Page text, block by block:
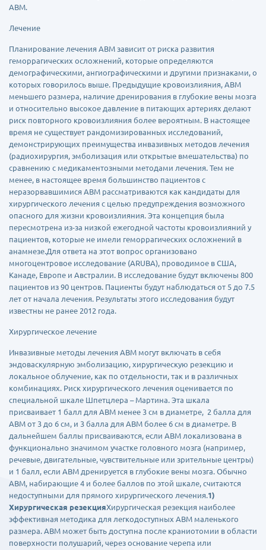
АВМ.
Лечение
Планирование лечения АВМ зависит от риска развития
геморрагических осложнений, которые определяются
демографическими, ангиографическими и другими признаками, о
которых говорилось выше. Предыдущие кровоизлияния, АВМ
меньшего размера, наличие дренирования в глубокие вены мозга
и относительно высокое давление в питающих артериях делают
риск повторного кровоизлияния более вероятным. В настоящее
время не существует рандомизированных исследований,
демонстрирующих преимущества инвазивных методов лечения
(радиохирургия, эмболизация или открытые вмешательства) по
сравнению с медикаментозными методами лечения. Тем не
менее, в настоящее время большинство пациентов с
неразорвавшимися АВМ рассматриваются как кандидаты для
хирургического лечения с целью предупреждения возможного
опасного для жизни кровоизлияния. Эта концепция была
пересмотрена из-за низкой ежегодной частоты кровоизлияний у
пациентов, которые не имели геморрагических осложнений в
анамнезе.Для ответа на этот вопрос организовано
многоцентровое исследование (ARUBA), проводимое в США,
Канаде, Европе и Австралии. В исследование будут включены 800
пациентов из 90 центров. Пациенты будут наблюдаться от 5 до 7.5
лет от начала лечения. Результаты этого исследования будут
известны не ранее 2012 года.
Хирургическое лечение
Инвазивные методы лечения АВМ могут включать в себя
эндоваскулярную эмболизацию, хирургическую резекцию и
локальное облучение, как по отдельности, так и в различных
комбинациях. Риск хирургического лечения оценивается по
специальной шкале Шпетцлера – Мартина. Эта шкала
присваивает 1 балл для АВМ менее 3 см в диаметре, 2 балла для
АВМ от 3 до 6 см, и 3 балла для АВМ более 6 см в диаметре. В
дальнейшем баллы присваиваются, если АВМ локализована в
функционально значимом участке головного мозга (например,
речевые, двигательные, чувствительные или зрительные центры)
и 1 балл, если АВМ дренируется в глубокие вены мозга. Обычно
АВМ, набирающие 4 и более баллов по этой шкале, считаются
недоступными для прямого хирургического лечения.1)
Хирургическая резекцияХирургическая резекция наиболее
эффективная методика для легкодоступных АВМ маленького
размера. АВМ может быть доступна после краниотомии в области
поверхности полушарий, через основание черепа или